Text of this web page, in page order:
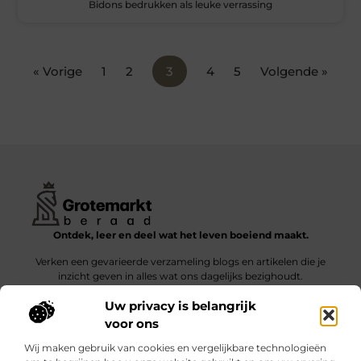
Uw privacy is belangrijk
voor ons
Wij maken gebruik van cookies en vergelijkbare technologieën
Bidons bedrukken als leuke verrassing
« Vorige 1 2 3 4 5 Volgende »
Ontdek, leer en deel wat het leven boeiend maakt.
Verken een gevarieerde verzameling blogs en artikelen die je
inzicht geven in alles wat ons dagelijks bezighoudt.
Bericht categorie